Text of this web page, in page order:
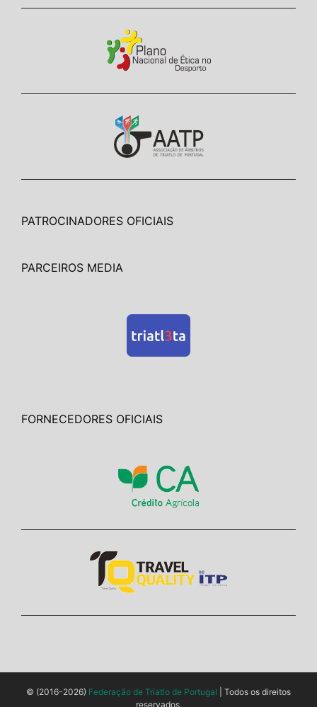
PATROCINADORES OFICIAIS
PARCEIROS MEDIA
FORNECEDORES OFICIAIS
© (2016-2026) Federação de Triatlo de Portugal | Todos os direitos
reservados.